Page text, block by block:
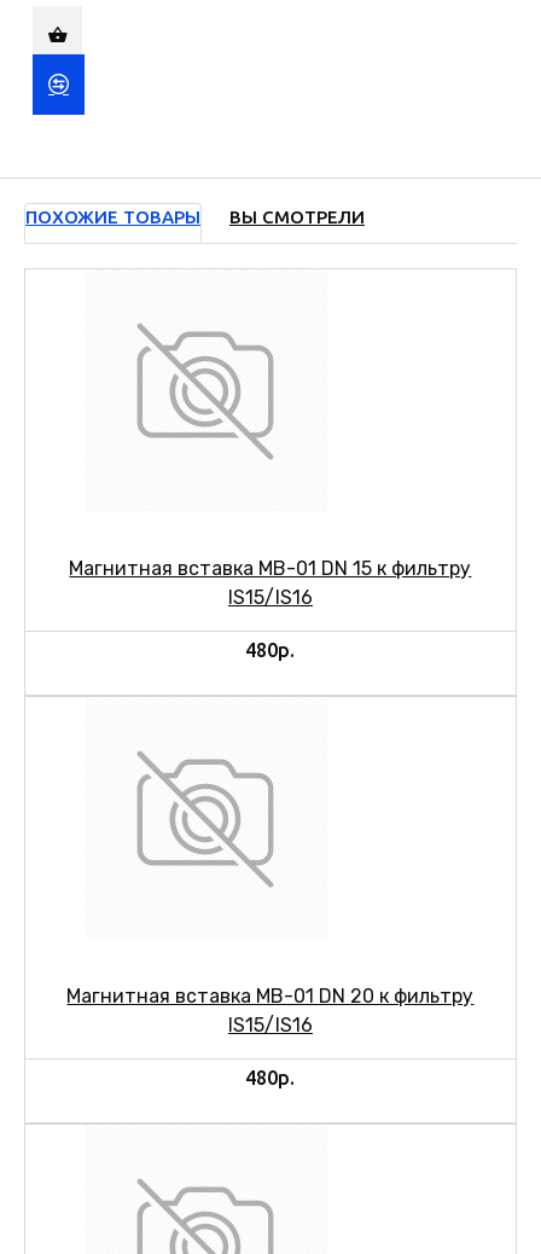
ПОХОЖИЕ ТОВАРЫ ВЫ СМОТРЕЛИ
Магнитная вставка МВ-01 DN 15 к фильтру
IS15/IS16
480р.
Магнитная вставка МВ-01 DN 20 к фильтру
IS15/IS16
480р.